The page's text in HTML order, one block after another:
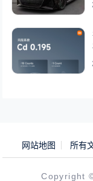
网站地图 所有
Copyright